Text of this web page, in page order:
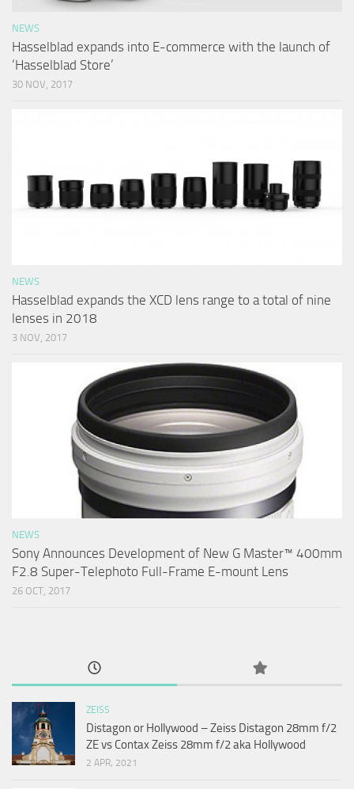
NEWS
Hasselblad expands into E-commerce with the launch of
‘Hasselblad Store’
30 NOV, 2017
NEWS
Hasselblad expands the XCD lens range to a total of nine
lenses in 2018
3 NOV, 2017
NEWS
Sony Announces Development of New G Master™ 400mm
F2.8 Super-Telephoto Full-Frame E-mount Lens
26 OCT, 2017
ZEISS
Distagon or Hollywood – Zeiss Distagon 28mm f/2
ZE vs Contax Zeiss 28mm f/2 aka Hollywood
2 APR, 2021